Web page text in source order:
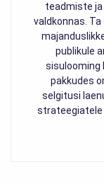
teadmiste
valdkonnas.
publikule
sisulooming
pakkudes
selgitusi
strateegiatele